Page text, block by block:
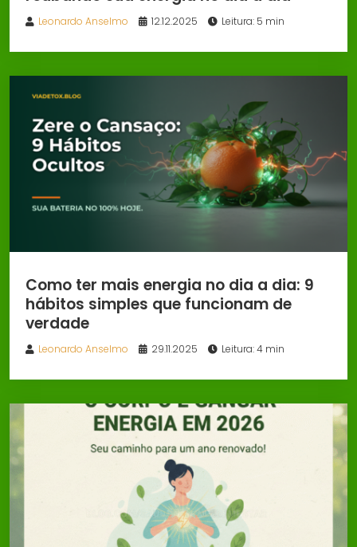
Leonardo Anselmo 12.12.2025 Leitura: 5 min
Como ter mais energia no dia a dia: 9
hábitos simples que funcionam de
verdade
Leonardo Anselmo 29.11.2025 Leitura: 4 min